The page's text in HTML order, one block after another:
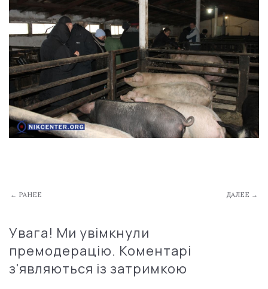
← РАНЕЕ ДАЛЕЕ →
Увага! Ми увімкнули
премодерацію. Коментарі
з'являються із затримкою